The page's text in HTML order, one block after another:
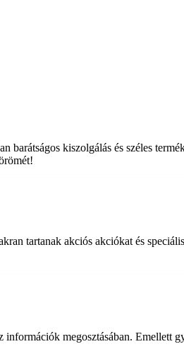
kiszolgálás és széles
tartanak akciós akciókat és
megosztásában. Emellett